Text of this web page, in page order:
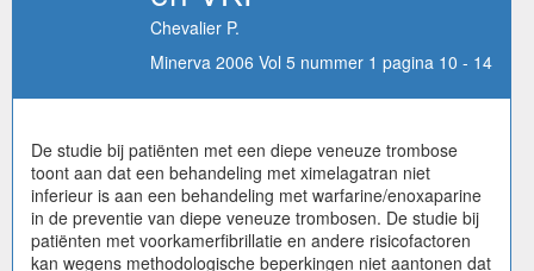
Chevalier P.
Minerva 2006 Vol 5 nummer 1 pagina 10 - 14
De studie bij patiënten met een diepe veneuze trombose
toont aan dat een behandeling met ximelagatran niet
inferieur is aan een behandeling met warfarine/enoxaparine
in de preventie van diepe veneuze trombosen. De studie bij
patiënten met voorkamerfibrillatie en andere risicofactoren
kan wegens methodologische beperkingen niet aantonen dat